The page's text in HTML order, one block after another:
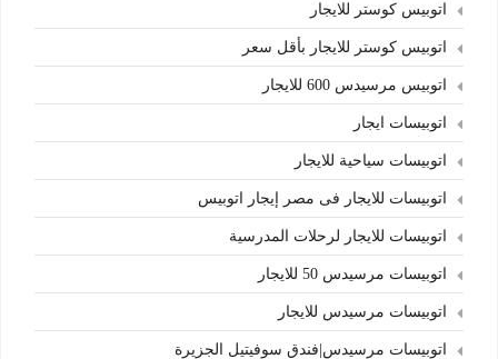
اتوبيس كوستر للايجار
اتوبيس كوستر للايجار بأقل سعر
اتوبيس مرسيدس 600 للايجار
اتوبيسات ايجار
اتوبيسات سياحية للايجار
اتوبيسات للايجار فى مصر إيجار اتوبيس
اتوبيسات للايجار لرحلات المدرسية
اتوبيسات مرسيدس 50 للايجار
اتوبيسات مرسيدس للايجار
اتوبيسات مرسيدس|فندق سوفيتيل الجزيرة